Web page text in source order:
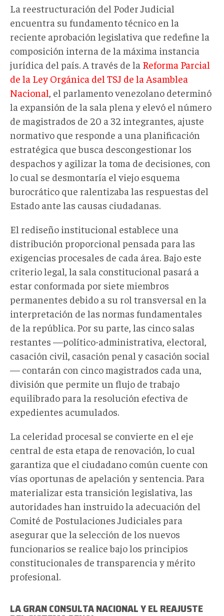
La reestructuración del Poder Judicial
encuentra su fundamento técnico en la
reciente aprobación legislativa que redefine la
composición interna de la máxima instancia
jurídica del país. A través de la Reforma Parcial
de la Ley Orgánica del TSJ de la Asamblea
Nacional , el parlamento venezolano determinó
la expansión de la sala plena y elevó el número
de magistrados de 20 a 32 integrantes, ajuste
normativo que responde a una planificación
estratégica que busca descongestionar los
despachos y agilizar la toma de decisiones, con
lo cual se desmontaría el viejo esquema
burocrático que ralentizaba las respuestas del
Estado ante las causas ciudadanas.
El rediseño institucional establece una
distribución proporcional pensada para las
exigencias procesales de cada área. Bajo este
criterio legal, la sala constitucional pasará a
estar conformada por siete miembros
permanentes debido a su rol transversal en la
interpretación de las normas fundamentales
de la república. Por su parte, las cinco salas
restantes —político-administrativa, electoral,
casación civil, casación penal y casación social
— contarán con cinco magistrados cada una,
división que permite un flujo de trabajo
equilibrado para la resolución efectiva de
expedientes acumulados.
La celeridad procesal se convierte en el eje
central de esta etapa de renovación, lo cual
garantiza que el ciudadano común cuente con
vías oportunas de apelación y sentencia. Para
materializar esta transición legislativa, las
autoridades han instruido la adecuación del
Comité de Postulaciones Judiciales para
asegurar que la selección de los nuevos
funcionarios se realice bajo los principios
constitucionales de transparencia y mérito
profesional.
LA GRAN CONSULTA NACIONAL Y EL REAJUSTE